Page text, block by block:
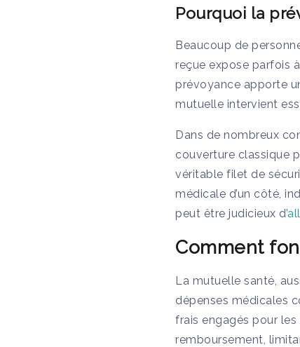
Pourquoi la
Beaucoup de
reçue expose parfois
prévoyance apporte
mutuelle intervient
Dans de nombreux
couverture classique
véritable filet de
médicale d’un côté,
peut être judicieux d’
Comment
La mutuelle santé,
dépenses médicales
frais engagés pour
remboursement,